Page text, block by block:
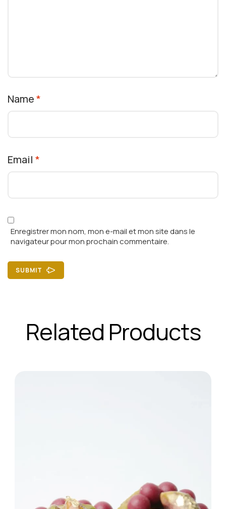
Name*
Email *
Enregistrer mon nom, mon e-mail et mon site dans le
navigateur pour mon prochain commentaire.
SUBMIT
Related Products